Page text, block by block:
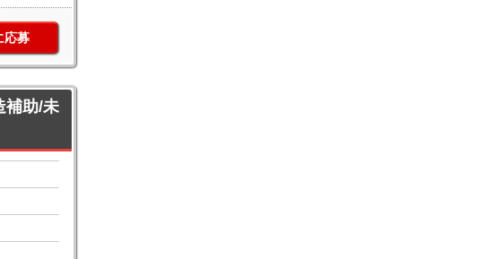
応募
補助/未